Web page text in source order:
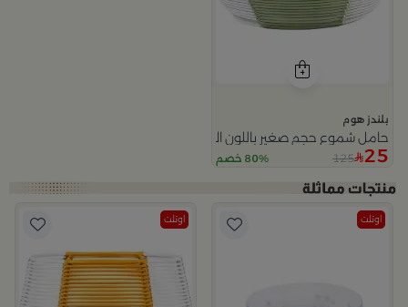
بلندز هوم
حامل شموع حجم صغير باللون الاخضر و الابيض ميموسا
25
125 80% خصم
اوتلت اوتلت